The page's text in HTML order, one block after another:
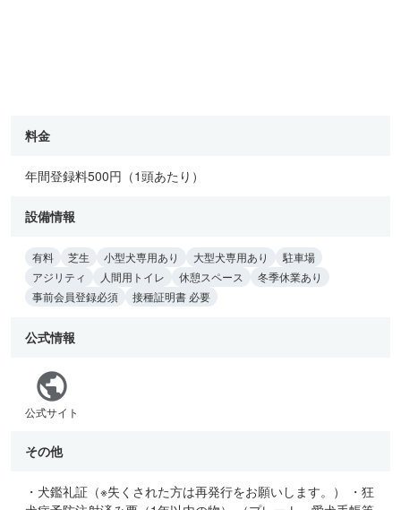
料金
年間登録料500円（1頭あたり）
設備情報
有料 芝生 小型犬専用あり 大型犬専用あり
駐車場
アジリティ
人間用トイレ 休憩スペース
冬季休業あり
事前会員登録必須
接種証明書 必要
公式情報
公式サイト
その他
・犬鑑礼証（※失くされた方は再発行をお願いします。） ・狂